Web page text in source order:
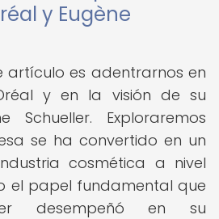
y Eugène
artículo es adentrarnos en
y en la visión de su
Schueller. Exploraremos
se ha convertido en un
cosmética a nivel
el papel fundamental que
desempeñó en su